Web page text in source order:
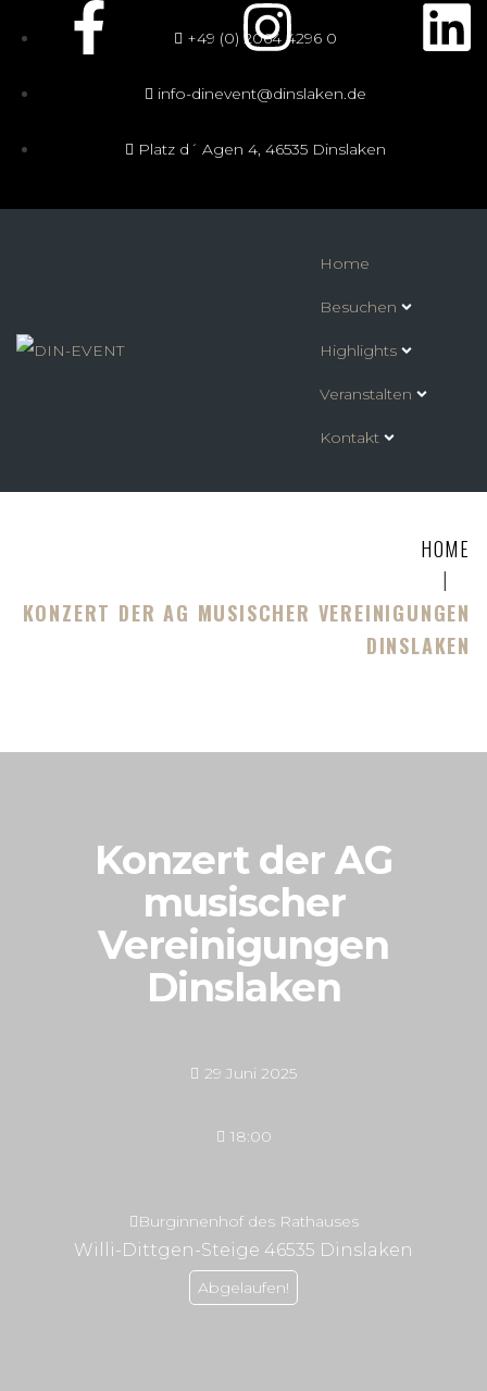
+49 (0) 2064 4296 0
info-dinevent@dinslaken.de
Platz d´ Agen 4, 46535 Dinslaken
Home
Besuchen
Highlights
Veranstalten
Kontakt
HOME
|
KONZERT DER AG MUSISCHER VEREINIGUNGEN
DINSLAKEN
Konzert der AG
musischer
Vereinigungen
Dinslaken
29 Juni 2025
Abgelaufen!
18:00
Burginnenhof des Rathauses
Willi-Dittgen-Steige 46535 Dinslaken